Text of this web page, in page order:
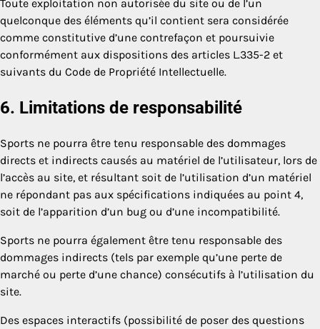
Toute exploitation non autorisée du site ou de l’un
quelconque des éléments qu’il contient sera considérée
comme constitutive d’une contrefaçon et poursuivie
conformément aux dispositions des articles L.335-2 et
suivants du Code de Propriété Intellectuelle.
6. Limitations de responsabilité
Sports ne pourra être tenu responsable des dommages
directs et indirects causés au matériel de l’utilisateur, lors de
l’accès au site, et résultant soit de l’utilisation d’un matériel
ne répondant pas aux spécifications indiquées au point 4,
soit de l’apparition d’un bug ou d’une incompatibilité.
Sports ne pourra également être tenu responsable des
dommages indirects (tels par exemple qu’une perte de
marché ou perte d’une chance) consécutifs à l’utilisation du
site.
Des espaces interactifs (possibilité de poser des questions